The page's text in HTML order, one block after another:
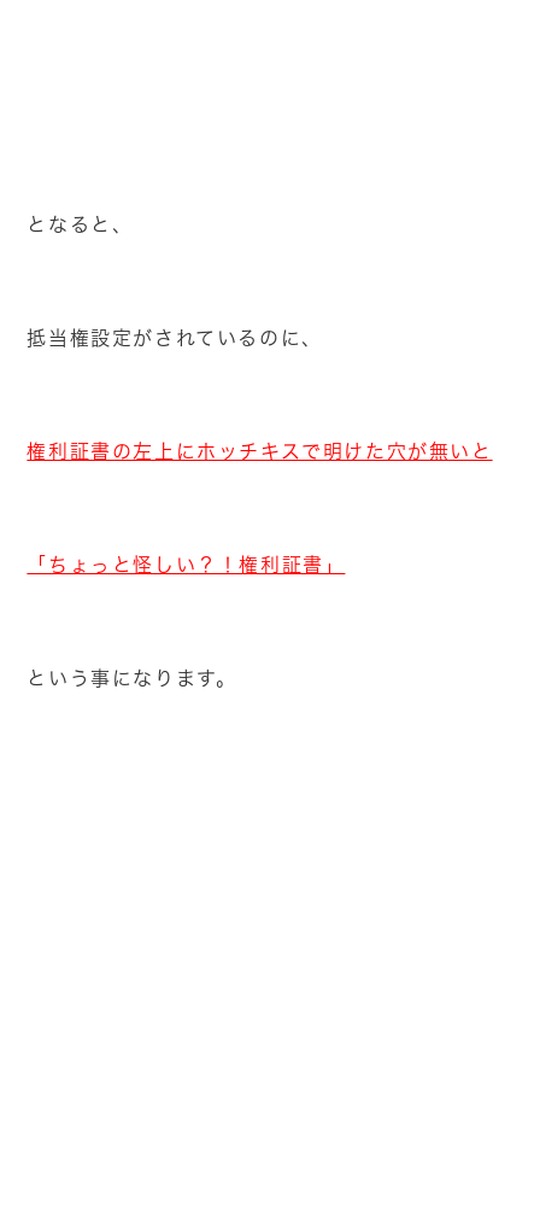
となると、
抵当権設定がされているのに、
権利証書の左上にホッチキスで明けた穴が無いと
「ちょっと怪しい？！権利証書」
という事になります。